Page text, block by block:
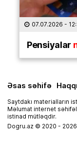
07.07.2026 -
Pensiyalar
Əsas səhifə
Saytdakı materialların
Məlumat internet
istinad mütləqdir.
Dogru.az © 2020 -